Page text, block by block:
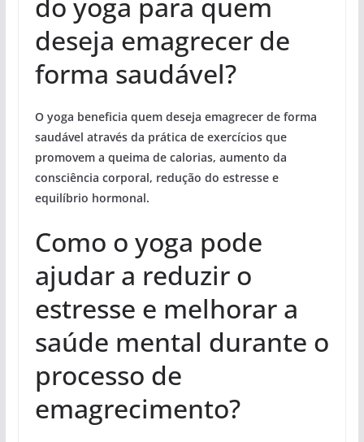
deseja emagrecer de
forma saudável?
O yoga beneficia quem deseja emagrecer de forma
saudável através da prática de exercícios que
promovem a queima de calorias, aumento da
consciência corporal, redução do estresse e
equilíbrio hormonal.
Como o yoga pode
ajudar a reduzir o
estresse e melhorar a
saúde mental durante o
processo de
emagrecimento?